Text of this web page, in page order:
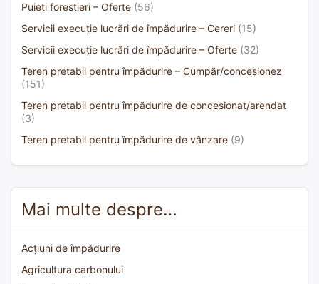
Puieți forestieri – Oferte (56)
Servicii execuție lucrări de împădurire – Cereri (15)
Servicii execuție lucrări de împădurire – Oferte (32)
Teren pretabil pentru împădurire – Cumpăr/concesionez
(151)
Teren pretabil pentru împădurire de concesionat/arendat
(3)
Teren pretabil pentru împădurire de vânzare (9)
Mai multe despre…
Acțiuni de împădurire
Agricultura carbonului